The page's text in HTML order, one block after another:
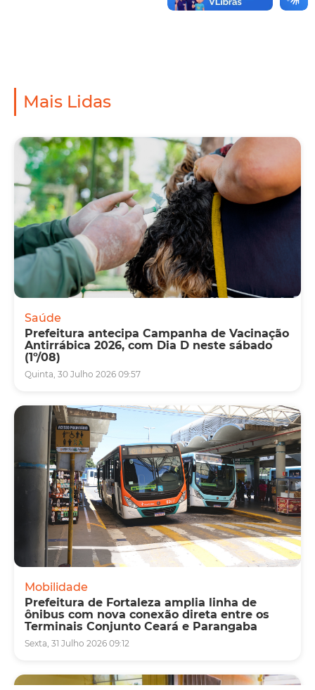
Mais Lidas
Saúde
Prefeitura antecipa Campanha de Vacinação
Antirrábica 2026, com Dia D neste sábado
(1º/08)
Quinta, 30 Julho 2026 09:57
Mobilidade
Prefeitura de Fortaleza amplia linha de
ônibus com nova conexão direta entre os
Terminais Conjunto Ceará e Parangaba
Sexta, 31 Julho 2026 09:12